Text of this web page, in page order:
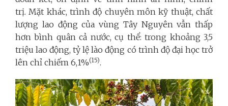
trị. Mặt khác, trình độ chuyên môn kỹ thuật, chất
lượng lao động của vùng Tây Nguyên vẫn thấp
hơn bình quân cả nước, cụ thể: trong khoảng 3,5
triệu lao động, tỷ lệ lào động có trình độ đại học trở
lên chỉ chiếm 6,1%(15).